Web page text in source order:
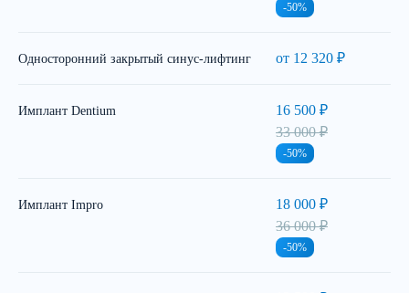
-50%
Односторонний закрытый синус-лифтинг от 12 320 ₽
Имплант Dentium
16 500 ₽
33 000 ₽
-50%
Имплант Impro
18 000 ₽
36 000 ₽
-50%